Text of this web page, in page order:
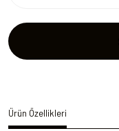
Ürün Özellikleri